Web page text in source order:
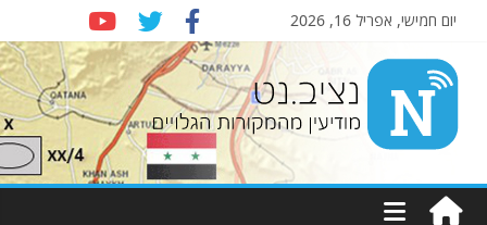
יום חמישי, אפריל 16, 2026
Nziv.net
מודיעין
מהמקורות